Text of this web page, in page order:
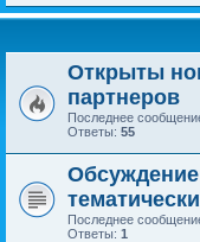
Открыты
партнеров
Последнее
Ответы: 55
Последнее
Ответы: 1